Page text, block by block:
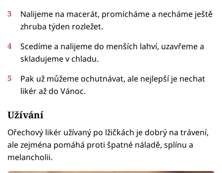
Nalijeme na macerát, promícháme a necháme ještě
zhruba týden rozležet.
Scedíme a nalijeme do menších lahví, uzavřeme a
skladujeme v chladu.
Pak už můžeme ochutnávat, ale nejlepší je nechat
likér až do Vánoc.
Užívání
Ořechový likér užívaný po lžičkách je dobrý na trávení,
ale zejména pomáhá proti špatné náladě, splínu a
melancholii.